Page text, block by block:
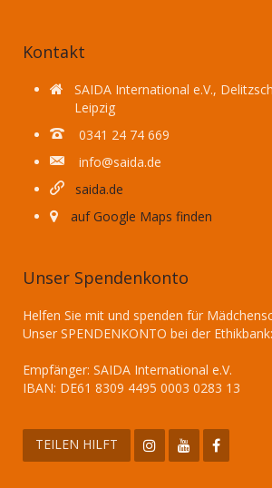
Kontakt
SAIDA International e.V.,
Leipzig
0341 24 74 669
info@saida.de
saida.de
auf Google Maps finden
Unser Spendenkonto
Helfen Sie mit und spenden für
Unser SPENDENKONTO bei der Ethikbank:
Empfänger: SAIDA International e.V.
IBAN: DE61 8309 4495 0003 0283 13
TEILEN HILFT